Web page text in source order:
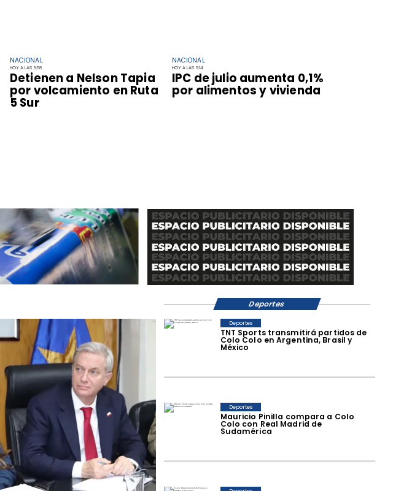
NACIONAL
HOY A LAS 9:58
Detienen a Nelson Tapia
por volcamiento en Ruta
5 Sur
NACIONAL
HOY A LAS 9:14
IPC de julio aumenta 0,1%
por alimentos y vivienda
TNT Sports transmitirá partidos de
Colo Colo en Argentina, Brasil y
México
Deportes
Mauricio Pinilla compara a Colo
Colo con Real Madrid de
Sudamérica
Deportes
Deportes